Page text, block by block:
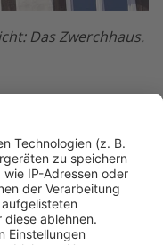
Das Zwerchhaus.
ersten Blick einer
sich ein
eigenen
Sattel- oder